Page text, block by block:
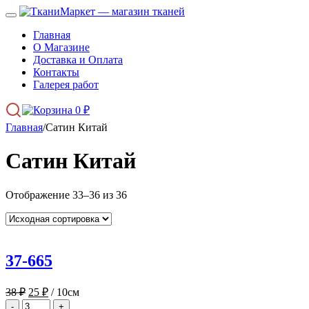
Главная
О Магазине
Доставка и Оплата
Контакты
Галерея работ
0 ₽
Главная/Сатин Китай
Сатин Китай
Отображение 33–36 из 36
37-665
38₽ Первоначальная
цена
25 ₽Текущая
цена:
/ 10см
- +